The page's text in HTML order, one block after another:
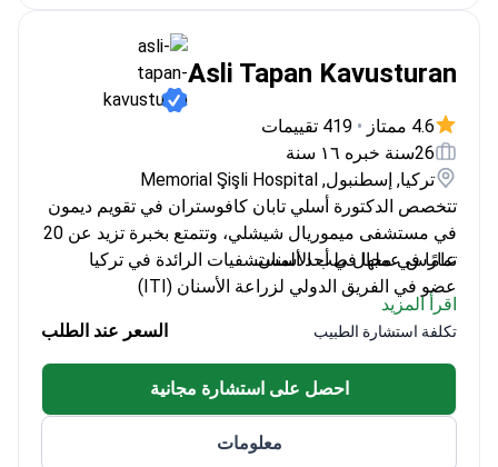
Asli Tapan Kavusturan
4.6 ممتاز •
26سنة خبره ١٦ سنة
تركيا, إسطنبول, Memorial Şişli Hospital
تتخصص الدكتورة أسلي تابان كافوستران في تقويم ديمون
في مستشفى ميموريال شيشلي، وتتمتع بخبرة تزيد عن 20
عامًا في مجال طب الأسنان.
تمارس عملها في أحد المستشفيات الرائدة في تركيا
عضو في الفريق الدولي لزراعة الأسنان (ITI)
مشاركة نشطة في العديد من مؤتمرات وندوات طب
الأسنان
تخرجت من كلية طب الأسنان بجامعة إيجه
اقرأ المزيد
تكلفة استشارة الطبيب السعر عند الطلب
احصل على استشارة مجانية
معلومات